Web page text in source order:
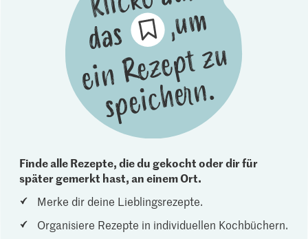
Finde alle Rezepte, die du gekocht oder dir für
später gemerkt hast, an einem Ort.
Merke dir deine Lieblingsrezepte.
Organisiere Rezepte in individuellen Kochbüchern.